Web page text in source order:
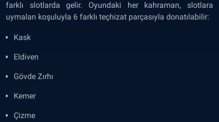
farklı slotlarda gelir. Oyundaki her kahraman, slotlara
uymaları koşuluyla 6 farklı teçhizat parçasıyla donatılabilir:
Kask
Eldiven
Gövde Zırhı
Kemer
Çizme